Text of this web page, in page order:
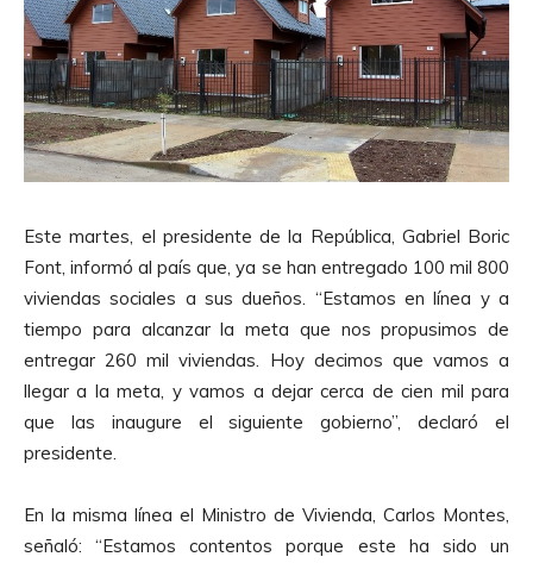
Este martes, el presidente de la República, Gabriel Boric
Font, informó al país que, ya se han entregado 100 mil 800
viviendas sociales a sus dueños. “Estamos en línea y a
tiempo para alcanzar la meta que nos propusimos de
entregar 260 mil viviendas. Hoy decimos que vamos a
llegar a la meta, y vamos a dejar cerca de cien mil para
que las inaugure el siguiente gobierno”, declaró el
presidente.
En la misma línea el Ministro de Vivienda, Carlos Montes,
señaló: “Estamos contentos porque este ha sido un